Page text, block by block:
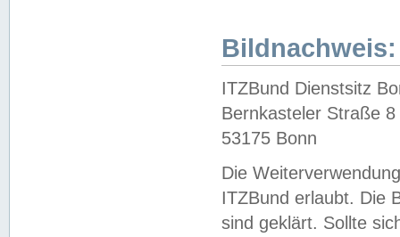
Bildnachweis:
ITZBund Dienstsitz
Bernkasteler Straße 8
53175 Bonn
Die
ITZBund erlaubt. Die
sind geklärt. Sollte